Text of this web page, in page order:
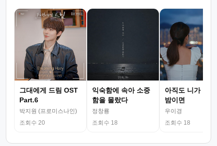
그대에게 드림 OST
Part.6
박지원 (프로미스나인)
조회수 20
익숙함에 속아 소중
함을 몰랐다
정창룡
조회수 18
아직도 니가 그
밤이면
우이경
조회수 18